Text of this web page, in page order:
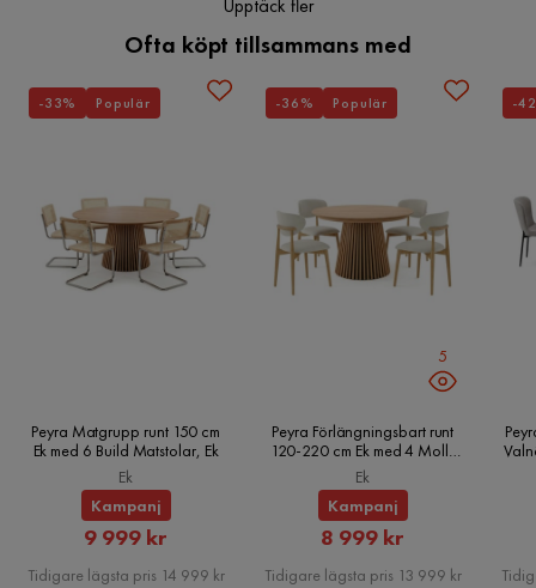
Upptäck fler
Ofta köpt tillsammans med
Peyra Matgrupp runt 150 cm
Ek med 6 Build Matstolar, Ek
Ek
Kampanj
Rabatterat
Pris
9 999 kr
Tidigare lägsta pris 14 999 kr
-33% Populär
5
Peyra Förlängningsbart runt
120-220 cm Ek med 4 Molly
Matstolar, Ek
Ek
Kampanj
Rabatterat
Pris
8 999 kr
Tidigare lägsta pris 13 999 kr
-36% Populär -